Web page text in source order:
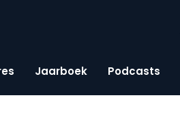
Jaarboek Podcasts